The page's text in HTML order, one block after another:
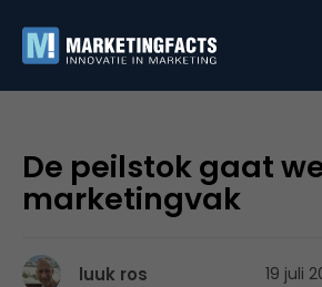
De peilstok gaat
marketingvak
luuk ros 19 juli